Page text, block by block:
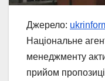
Джерело:
Національне
менеджменту
прийом